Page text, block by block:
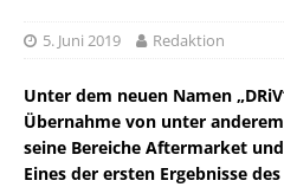
5. Juni 2019 Redaktion
Unter dem neuen Namen
Übernahme von unter
seine Bereiche Aftermarket
Eines der ersten Ergebnisse